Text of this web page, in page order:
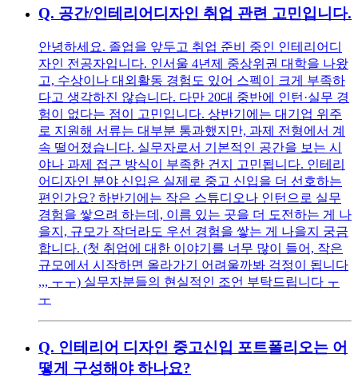
Q. 공간/인테리어디자인 취업 관련 고민입니다.
안녕하세요. 졸업을 앞두고 취업 준비 중인 인테리어디
자인 전공자입니다. 인서울 4년제 중상위권 대학을 나왔
고, 수상이나 대외활동 경험도 있어 스펙이 크게 부족하
다고 생각하진 않습니다. 다만 20대 중반에 인턴·실무 경
험이 없다는 점이 고민입니다. 상반기에는 대기업 위주
로 지원해 서류는 대부분 통과했지만, 과제 전형에서 계
속 떨어졌습니다. 실무자로서 기본적인 공간을 보는 시
야나 과제 접근 방식이 부족한 건지 고민됩니다. 인테리
어디자인 분야 신입은 실제로 중고 신입을 더 선호하는
편인가요? 하반기에는 작은 스튜디오나 인턴으로 실무
경험을 쌓으려 하는데, 이름 있는 곳을 더 도전하는 게 나
을지, 규모가 작더라도 우선 경험을 쌓는 게 나을지 궁금
합니다. (첫 취업에 대한 이야기를 너무 많이 들어, 작은
규모에서 시작하면 올라가기 어려울까봐 걱정이 됩니다
,,, ㅜㅜ) 실무자분들의 현실적인 조언 부탁드립니다 ㅜ
ㅜ
Q. 인테리어 디자인 중고신입 포트폴리오는 어
떻게 구성해야 하나요?